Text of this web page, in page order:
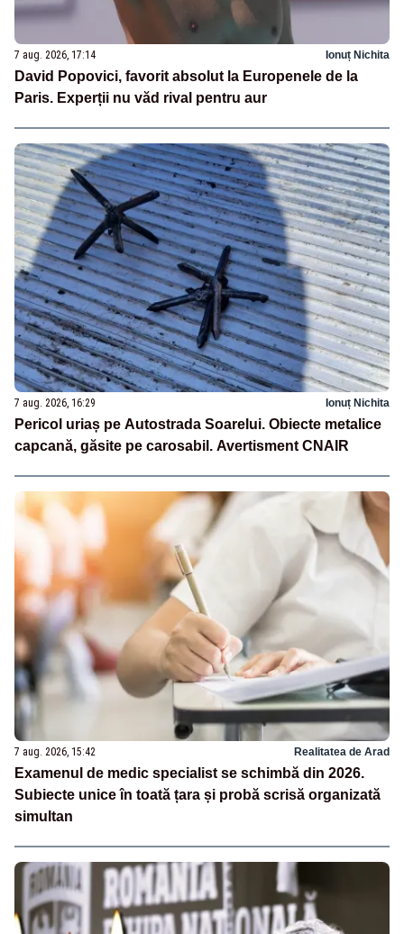
7 aug. 2026, 17:14 Ionuț Nichita
David Popovici, favorit absolut la Europenele de la
Paris. Experții nu văd rival pentru aur
7 aug. 2026, 16:29 Ionuț Nichita
Pericol uriaș pe Autostrada Soarelui. Obiecte metalice
capcană, găsite pe carosabil. Avertisment CNAIR
7 aug. 2026, 15:42 Realitatea de Arad
Examenul de medic specialist se schimbă din 2026.
Subiecte unice în toată țara și probă scrisă organizată
simultan